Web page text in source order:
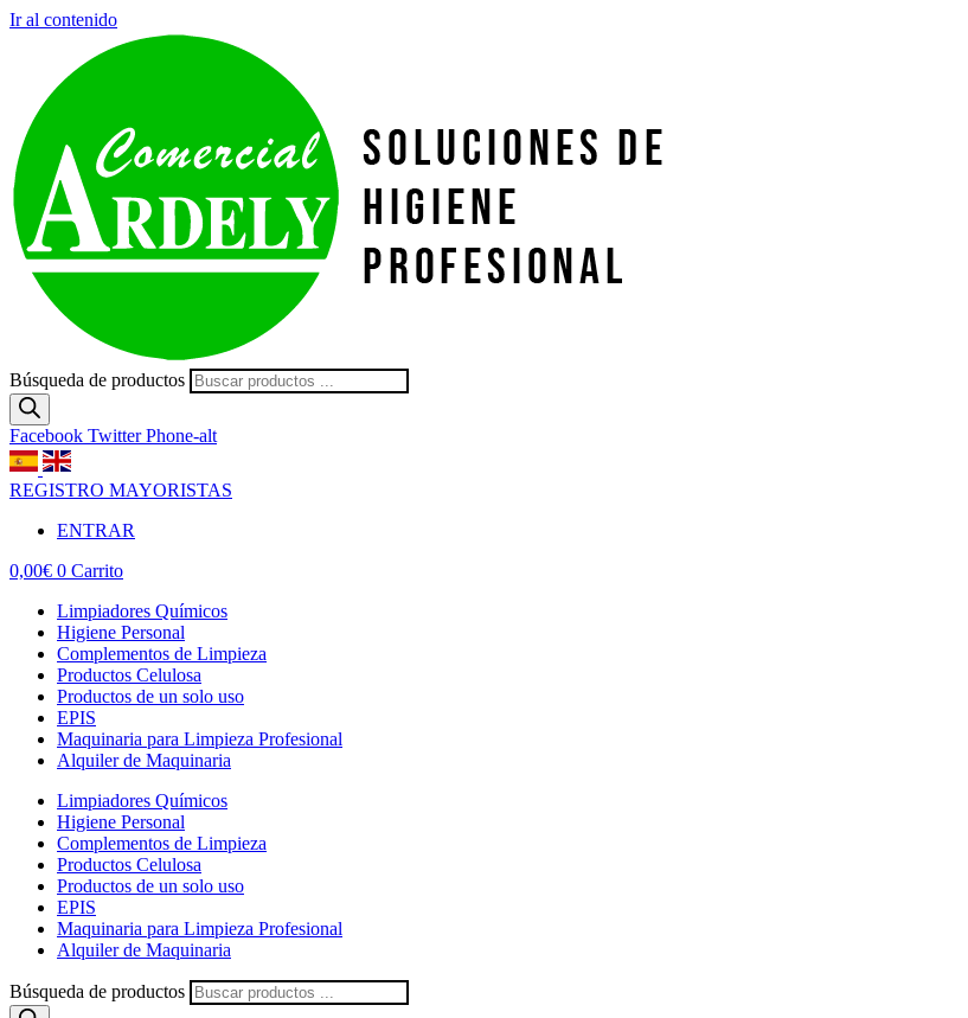
Ir al contenido
Búsqueda de productos
Facebook Twitter Phone-alt
REGISTRO MAYORISTAS
ENTRAR
0,00€ 0 Carrito
Limpiadores Químicos
Higiene Personal
Complementos de Limpieza
Productos Celulosa
Productos de un solo uso
EPIS
Maquinaria para Limpieza Profesional
Alquiler de Maquinaria
Limpiadores Químicos
Higiene Personal
Complementos de Limpieza
Productos Celulosa
Productos de un solo uso
EPIS
Maquinaria para Limpieza Profesional
Alquiler de Maquinaria
Búsqueda de productos